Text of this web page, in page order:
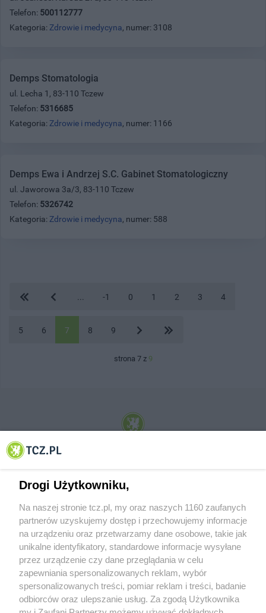
Telefon: 500112777
Kategoria: Zdrowie i medycyna, numer: 3108
Demps Stomatologia
ul. Lecha 1, 83-110 Tczew
Telefon: 5316685
Kategoria: Zdrowie i medycyna, numer: 1166
Demps Ewa i Andrzej S.C. Gabinet Stomatologiczny
ul. Jaworowa 3a/3, 83-110 Tczew
Telefon: 5326742
Kategoria: Zdrowie i medycyna, numer: 588
-1 0 1 2 3 4
5 6 7 8 9
strona 7 z 9
© 2001-2026 Tczew - TCZ.PL Sp. z o.o. Internetowy Serwis Informacyjny Miasta
O FIRMIE POLITYKA PRYWATNOŚCI HOSTING
REKLAMA WSPÓŁPRACA RSS FACEBOOK KONTAKT
Drogi Użytkowniku,
Na naszej stronie tcz.pl, my oraz naszych 1160 zaufanych
partnerów uzyskujemy dostęp i przechowujemy informacje
na urządzeniu oraz przetwarzamy dane osobowe, takie jak
unikalne identyfikatory, standardowe informacje wysyłane
przez urządzenie czy dane przeglądania w celu
zapewniania spersonalizowanych reklam, wybór
spersonalizowanych treści, pomiar reklam i treści, badanie
odbiorców oraz ulepszanie usług. Za zgodą Użytkownika